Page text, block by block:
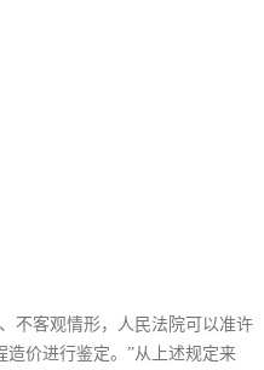
不客观情形，人民法院可以准许
价进行鉴定。”从上述规定来